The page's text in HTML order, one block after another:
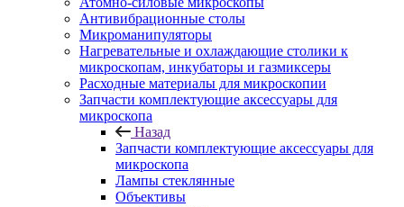
Антивибрационные столы
Микроманипуляторы
Нагревательные и охлаждающие столики к
микроскопам, инкубаторы и газмиксеры
Расходные материалы для микроскопии
Запчасти комплектующие аксессуары для
микроскопа
Назад
Запчасти комплектующие аксессуары для
микроскопа
Лампы стеклянные
Объективы